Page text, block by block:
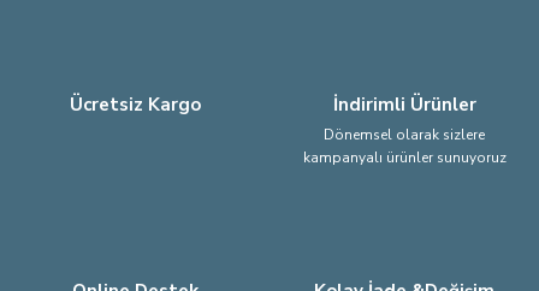
Ürün açıklamasında eksik bilgiler bulunuyor.
Ücretsiz Kargo İndirimli Ürünler
Dönemsel olarak sizlere
kampanyalı ürünler sunuyoruz